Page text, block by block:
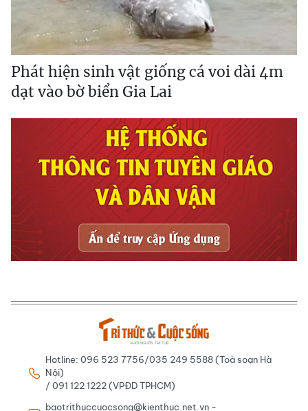
Phát hiện sinh vật giống cá voi dài 4m
dạt vào bờ biển Gia Lai
Hotline: 096 523 7756/035 249 5588 (Toà soạn Hà
Nội)
/ 091 122 1222 (VPĐD TPHCM)
baotrithuccuocsong@kienthuc.net.vn -